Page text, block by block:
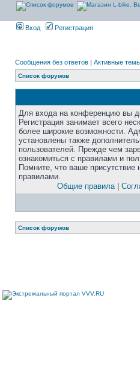
Вход Регистрация
Сообщения без ответов | Активные
Список форумов
Для входа на конференцию вы
Регистрация занимает всего
более широкие возможности.
установлены также
пользователей. Прежде чем
ознакомиться с правилами и
Помните, что ваше присутствие
правилами.
Общие правила|
Список форумов